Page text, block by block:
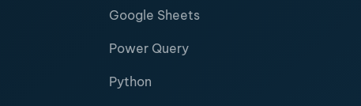
Google Sheets
Power Query
Python